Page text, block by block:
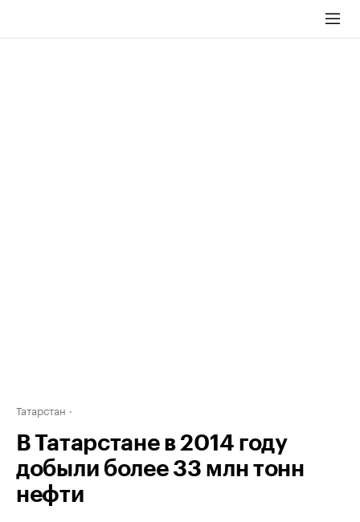
Татарстан
В Татарстане в 2014 году
добыли более 33 млн тонн
нефти